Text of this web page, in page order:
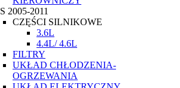
2005-2011
CZĘŚCI SILNIKOWE
3.6L
4.4L/ 4.6L
FILTRY
UKŁAD CHŁODZENIA-
OGRZEWANIA